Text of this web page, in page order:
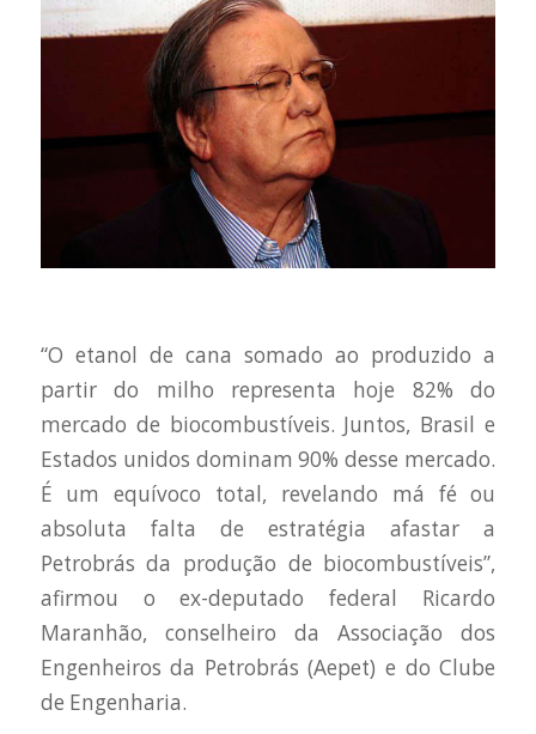
“O etanol de cana somado ao produzido a
partir do milho representa hoje 82% do
mercado de biocombustíveis. Juntos, Brasil e
Estados unidos dominam 90% desse mercado.
É um equívoco total, revelando má fé ou
absoluta falta de estratégia afastar a
Petrobrás da produção de biocombustíveis”,
afirmou o ex-deputado federal Ricardo
Maranhão, conselheiro da Associação dos
Engenheiros da Petrobrás (Aepet) e do Clube
de Engenharia.